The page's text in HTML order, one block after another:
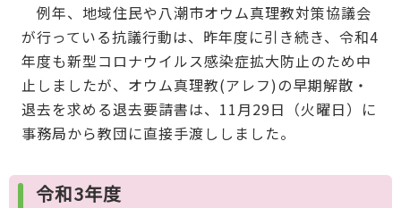
例年、地域住民や八潮市オウム真理教対策協議会
が行っている抗議行動は、昨年度に引き続き、令和4
年度も新型コロナウイルス感染症拡大防止のため中
止しましたが、オウム真理教(アレフ)の早期解散・
退去を求める退去要請書は、11月29日（火曜日）に
事務局から教団に直接手渡ししました。
令和3年度